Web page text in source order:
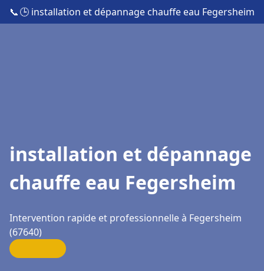
📞🕒 installation et dépannage chauffe eau Fegersheim
installation et dépannage
chauffe eau Fegersheim
Intervention rapide et professionnelle à Fegersheim
(67640)